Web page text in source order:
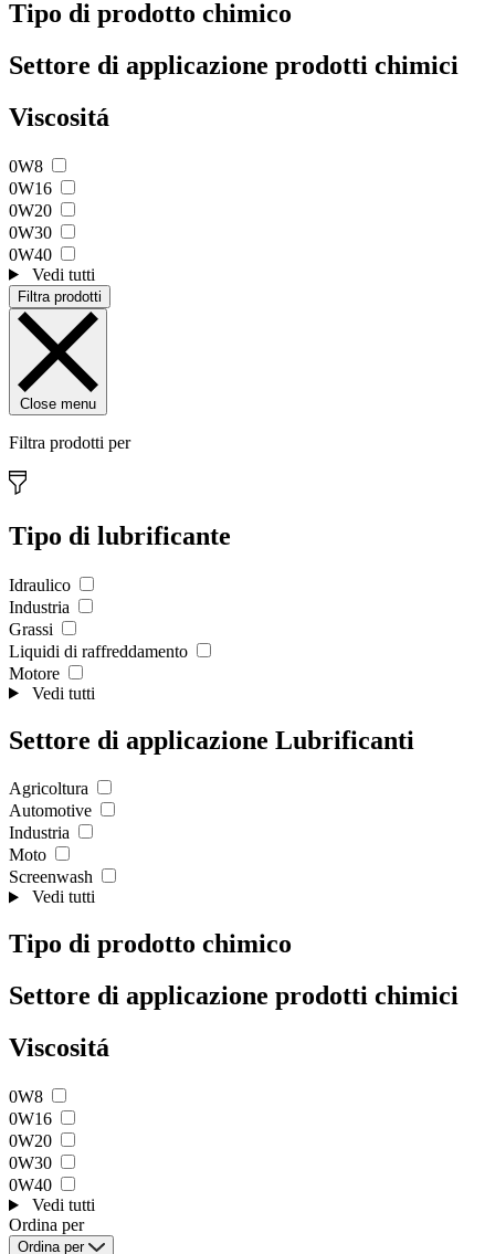
Tipo di prodotto chimico
Settore di applicazione prodotti chimici
Viscositá
0W8
0W16
0W20
0W30
0W40
Vedi tutti
Filtra prodotti
Close menu
Filtra prodotti per
Tipo di lubrificante
Idraulico
Industria
Grassi
Liquidi di raffreddamento
Motore
Vedi tutti
Settore di applicazione Lubrificanti
Agricoltura
Automotive
Industria
Moto
Screenwash
Vedi tutti
Tipo di prodotto chimico
Settore di applicazione prodotti chimici
Viscositá
0W8
0W16
0W20
0W30
0W40
Vedi tutti
Ordina per
Ordina per